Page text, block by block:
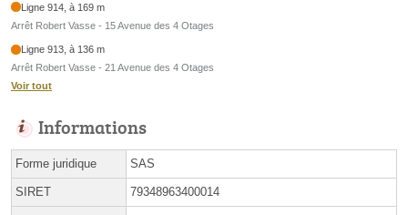
Ligne 914, à 169 m
Arrêt Robert Vasse - 15 Avenue des 4 Otages
Ligne 913, à 136 m
Arrêt Robert Vasse - 21 Avenue des 4 Otages
Voir tout
Informations
Forme juridique SAS
SIRET 79348963400014